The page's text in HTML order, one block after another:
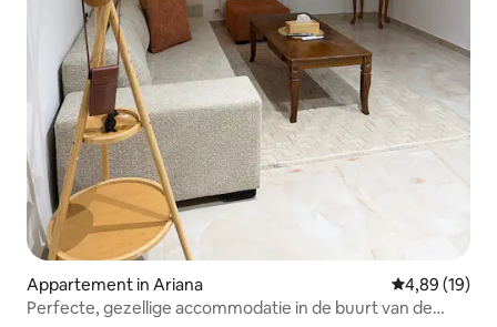
Appartement in Ariana Gemiddelde
4,89 (19)
Perfecte, gezellige accommodatie in de buurt van de